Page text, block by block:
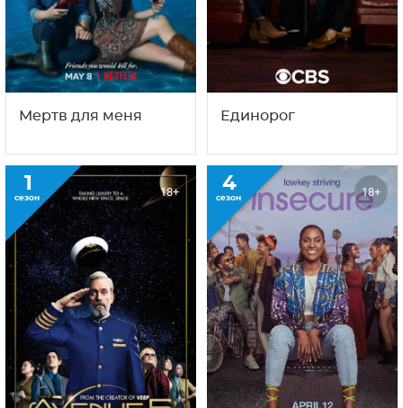
Мертв для меня Единорог
1
сезон 18+ 4
сезон 18+